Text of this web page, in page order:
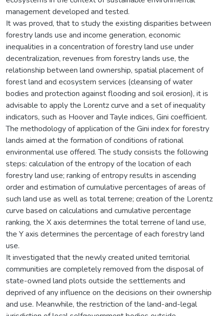
management developed and tested.
It was proved, that to study the existing disparities between
forestry lands use and income generation, economic
inequalities in a concentration of forestry land use under
decentralization, revenues from forestry lands use, the
relationship between land ownership, spatial placement of
forest land and ecosystem services (cleansing of water
bodies and protection against flooding and soil erosion), it is
advisable to apply the Lorentz curve and a set of inequality
indicators, such as Hoover and Tayle indices, Gini coefficient.
The methodology of application of the Gini index for forestry
lands aimed at the formation of conditions of rational
environmental use offered. The study consists the following
steps: calculation of the entropy of the location of each
forestry land use; ranking of entropy results in ascending
order and estimation of cumulative percentages of areas of
such land use as well as total terrene; creation of the Lorentz
curve based on calculations and cumulative percentage
ranking, the X axis determines the total terrene of land use,
the Y axis determines the percentage of each forestry land
use.
It investigated that the newly created united territorial
communities are completely removed from the disposal of
state-owned land plots outside the settlements and
deprived of any influence on the decisions on their ownership
and use. Meanwhile, the restriction of the land-and-legal